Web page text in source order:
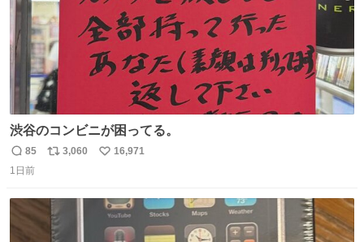
渋谷のコンビニが困ってる。
返
信
85
リ
ト
数
3,060
い
数
16,971
1日前